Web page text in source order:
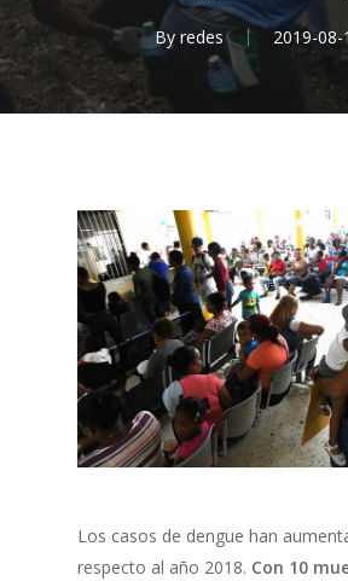
By redes 2019-08-
Los casos de dengue han
respecto al año 2018. Con 10